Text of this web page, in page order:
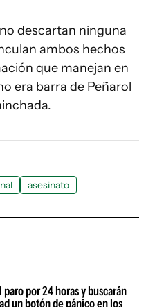
descartan ninguna
ambos hechos
que manejan en
era barra de Peñarol
asesinato
por 24 horas y buscarán
un botón de pánico en los